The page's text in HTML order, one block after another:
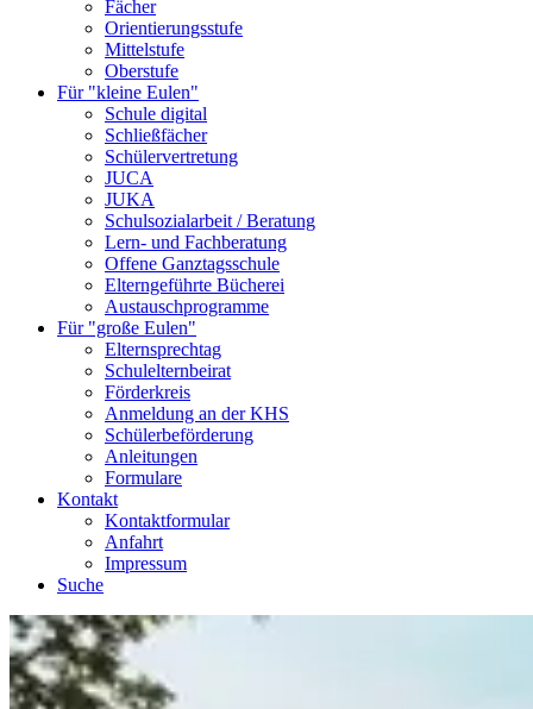
Fächer
Orientierungsstufe
Mittelstufe
Oberstufe
Für "kleine Eulen"
Schule digital
Schließfächer
Schülervertretung
JUCA
JUKA
Schulsozialarbeit / Beratung
Lern- und Fachberatung
Offene Ganztagsschule
Elterngeführte Bücherei
Austauschprogramme
Für "große Eulen"
Elternsprechtag
Schulelternbeirat
Förderkreis
Anmeldung an der KHS
Schülerbeförderung
Anleitungen
Formulare
Kontakt
Kontaktformular
Anfahrt
Impressum
Suche